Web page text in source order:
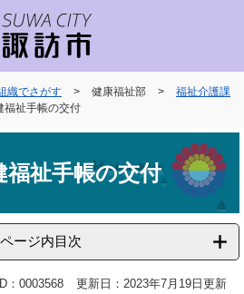
織でさがす > 健康福祉部 >
福祉介護課
福祉手帳の交付
福祉手帳の交付
ページ内目次
：0003568 更新日：2023年7月19日更新